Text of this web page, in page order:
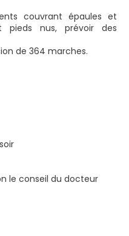
couvrant épaules et
pieds nus, prévoir des
de 364 marches.
le conseil du docteur